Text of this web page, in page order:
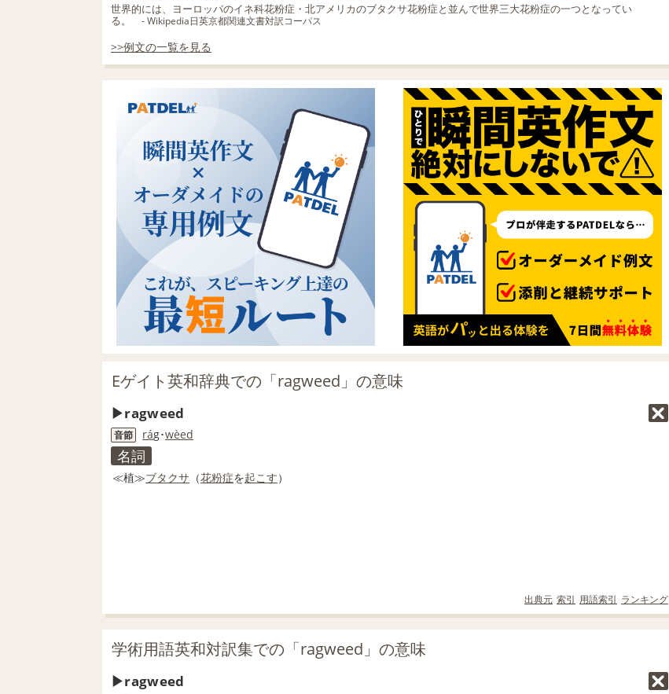
世界的には、ヨーロッパのイネ科花粉症・北アメリカのブタクサ花粉症と並んで世界三大花粉症の一つとなってい
る。
- Wikipedia日英京都関連文書対訳コーパス
>>例文の一覧を見る
Eゲイト英和辞典での「ragweed」の意味
ragweed
音節 rág･weed
名詞
≪植≫ブタクサ （花粉症を起こす）
出典元 索引 用語索引 ランキング
学術用語英和対訳集での「ragweed」の意味
ragweed